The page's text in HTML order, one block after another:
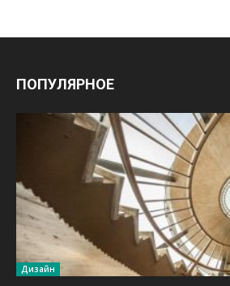
ПОПУЛЯРНОЕ
Дизайн